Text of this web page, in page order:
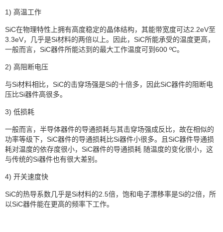
1) 高温工作
SiC在物理特性上拥有高度稳定的晶体结构，其能带宽度可达2.2eV至
3.3eV，几乎是Si材料的两倍以上。因此，SiC所能承受的温度更高，
一般而言，SiC器件所能达到的最大工作温度可到600 ºC。
2) 高阻断电压
与Si材料相比，SiC的击穿场强是Si的十倍多，因此SiC器件的阻断电
压比Si器件高很多。
3) 低损耗
一般而言，半导体器件的导通损耗与其击穿场强成反比，故在相似的
功率等级下，SiC器件的导通损耗比Si器件小很多。且SiC器件导通损
耗对温度的依存度很小，SiC器件的导通损耗 随温度的变化很小，这
与传统的Si器件也有很大差别。
4) 开关速度快
SiC的热导系数几乎是Si材料的2.5倍，饱和电子漂移率是Si的2倍，所
以SiC器件能在更高的频率下工作。